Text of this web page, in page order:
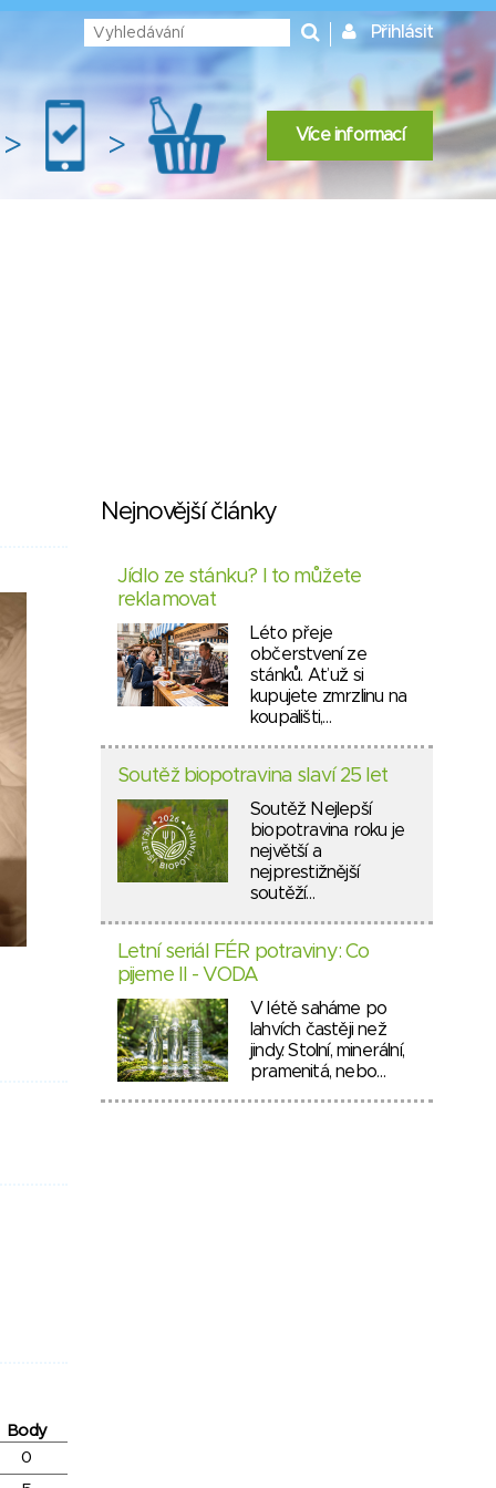
Přihlásit
> > Více informací
Body
0
Nejnovější články
Jídlo ze stánku? I to můžete
reklamovat
Léto přeje
občerstvení ze
stánků. Ať už si
kupujete zmrzlinu na
koupališti,…
Soutěž biopotravina slaví 25 let
Soutěž Nejlepší
biopotravina roku je
největší a
nejprestižnější
soutěží…
Letní seriál FÉR potraviny: Co
pijeme II - VODA
V létě saháme po
lahvích častěji než
jindy. Stolní, minerální,
pramenitá, nebo…